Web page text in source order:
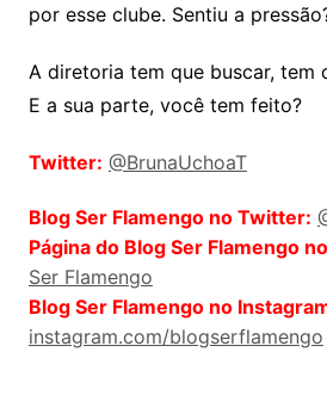
por esse clube. Sentiu a
A diretoria tem que buscar, tem
E a sua parte, você tem feito?
Twitter: @BrunaUchoaT
Blog Ser Flamengo no Twitter:
Página do Blog Ser Flamengo
Ser Flamengo
Blog Ser Flamengo no
instagram.com/blogserflamengo